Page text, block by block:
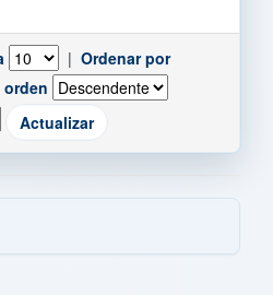
| Ordenar por
orden